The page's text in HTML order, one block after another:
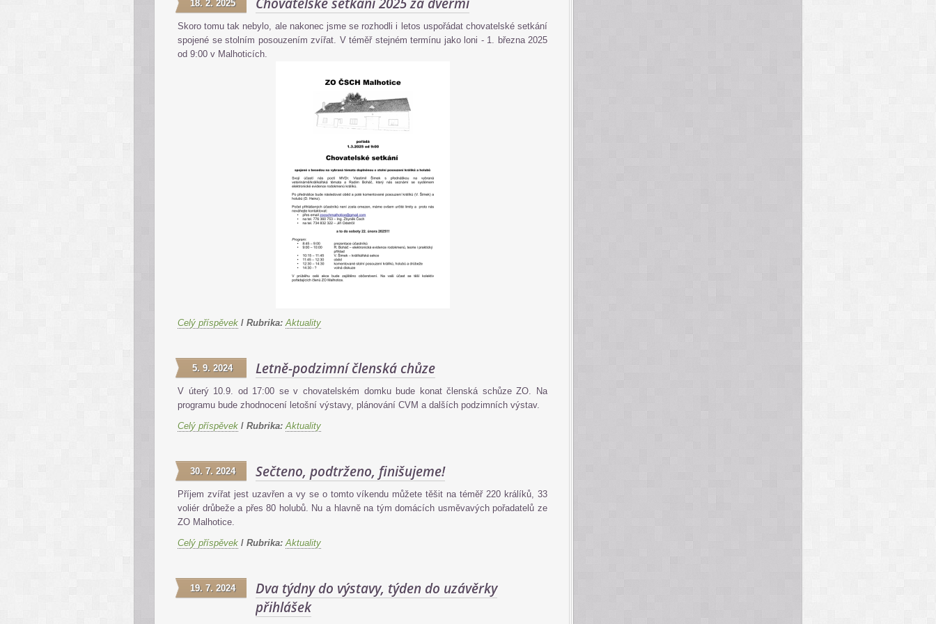
18. 2. 2025
Skoro tomu tak nebylo, ale nakonec jsme se rozhodli i letos uspořádat chovatelské setkání
spojené se stolním posouzením zvířat. V téměř stejném termínu jako loni - 1. března 2025
od 9:00 v Malhoticích.
Celý příspěvek / Rubrika: Aktuality
Letně-podzimní členská chůze
5. 9. 2024
V úterý 10.9. od 17:00 se v chovatelském domku bude konat členská schůze ZO. Na
programu bude zhodnocení letošní výstavy, plánování CVM a dalších podzimních výstav.
Celý příspěvek / Rubrika: Aktuality
Sečteno, podtrženo, finišujeme!
30. 7. 2024
Příjem zvířat jest uzavřen a vy se o tomto víkendu můžete těšit na téměř 220 králíků, 33
voliér drůbeže a přes 80 holubů. Nu a hlavně na tým domácích usměvavých pořadatelů ze
ZO Malhotice.
Celý příspěvek / Rubrika: Aktuality
Dva týdny do výstavy, týden do uzávěrky
přihlášek
19. 7. 2024